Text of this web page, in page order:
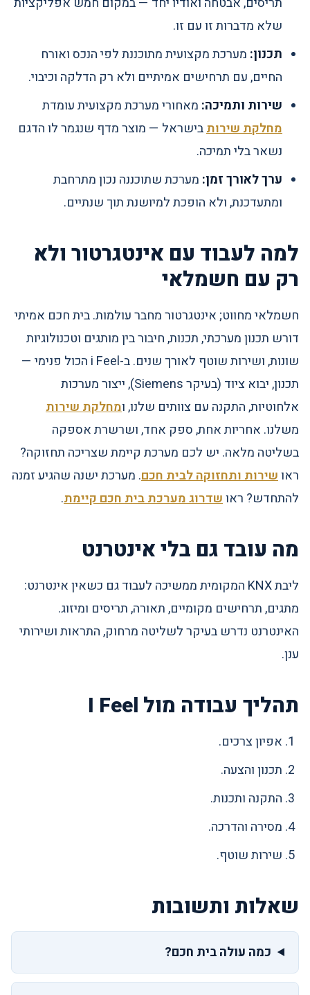
שלא מדברות זו עם זו.
תכנון: מערכת מקצועית מתוכננת לפי הנכס ואורח
החיים, עם תרחישים אמיתיים ולא רק הדלקה וכיבוי.
שירות ותמיכה: מאחורי מערכת מקצועית עומדת
מחלקת שירותבישראל — מוצר מדף שנגמר לו הדגם
נשאר בלי תמיכה.
ערך לאורך זמן: מערכת שתוכננה נכון מתרחבת
ומתעדכנת, ולא הופכת למיושנת תוך שנתיים.
למה לעבוד עם אינטגרטור ולא
רק עם חשמלאי
חשמלאי מחווט; אינטגרטור מחבר עולמות. בית חכם אמיתי
דורש תכנון מערכתי, תכנות, חיבור בין מותגים וטכנולוגיות
שונות, ושירות שוטף לאורך שנים. ב-i Feel הכול פנימי —
תכנון, יבוא ציוד (בעיקר Siemens), ייצור מערכות
אלחוטיות, התקנה עם צוותים שלנו, ומחלקת שירות
משלנו. אחריות אחת, ספק אחד, ושרשרת אספקה
בשליטה מלאה. יש לכם מערכת קיימת שצריכה תחזוקה?
ראושירות ותחזוקה לבית חכם. מערכת ישנה שהגיע זמנה
להתחדש? ראושדרוג מערכת בית חכם קיימת.
מה עובד גם בלי אינטרנט
ליבת KNX המקומית ממשיכה לעבוד גם כשאין אינטרנט:
מתגים, תרחישים מקומיים, תאורה, תריסים ומיזוג.
האינטרנט נדרש בעיקר לשליטה מרחוק, התראות ושירותי
ענן.
תהליך עבודה מול I Feel
אפיון צרכים.
תכנון והצעה.
התקנה ותכנות.
מסירה והדרכה.
שירות שוטף.
שאלות ותשובות
כמה עולה בית חכם?